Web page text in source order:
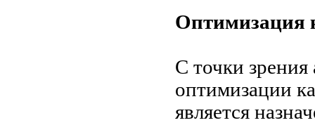
Оптимизация
С точки зрения
оптимизации
является